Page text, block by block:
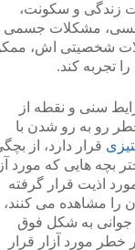
زندگی و سکونت،
مشکلات جسمی
شخصیتی اش،
تجربه کند.
سنی و نقطه از
رو به رو شدن با
قرار دارد، از
بچه هایی که مورد
اذیت قرار گرفته
را مشاهده می کنند،
جوانی به شکل فوق
خطر مورد آزار قرار